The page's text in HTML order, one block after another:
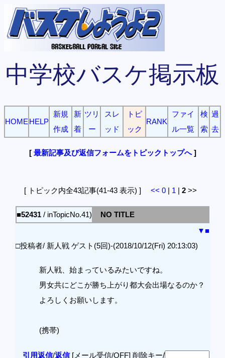
中学校バスケ掲示板
HOME HELP
新規
作成
新
着
ツリ
ー
スレ
ッド
トピ
ック
RANK
ファイ
ル一覧
検
索
過
去
[ 最新記事及び返信フォームをトピックトップへ]
[ トピック内全43記事(41-43 表示) ] << 0 | 1 | 2 >>
■52431 / inTopicNo.41)
NO TITLE
▼■
□投稿者/ 新人戦 ゲスト(5回)-(2018/10/12(Fri) 20:13:03)
新人戦、始まっているみたいですね。
男女共にどこが勝ち上がり都大会出場なるのか？
よろしくお願いします。
(携帯)
引用返信/返信[メール受信/OFF] 削除キー/